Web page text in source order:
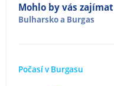
Mohlo by vás zajímat
Bulharskoa Burgas
Počasí v Burgasu